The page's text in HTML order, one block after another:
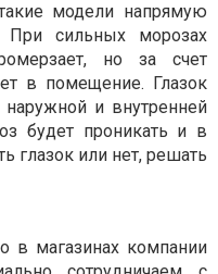
модели напрямую
При сильных морозах
но за счет
в помещение. Глазок
и внутренней
будет проникать и в
глазок или нет, решать
в магазинах компании